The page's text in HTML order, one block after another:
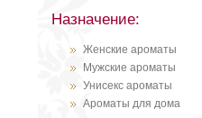
Назначение:
Женские ароматы
Мужские ароматы
Унисекс ароматы
Ароматы для дома